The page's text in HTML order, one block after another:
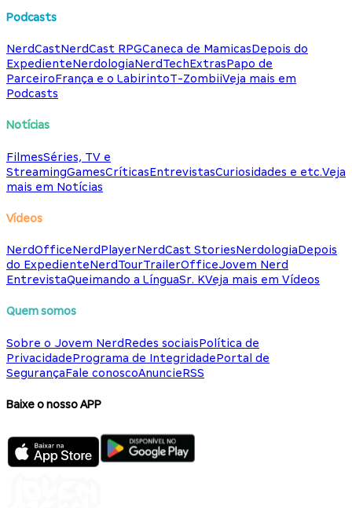
Podcasts
NerdCastNerdCast RPGCaneca de MamicasDepois do
ExpedienteNerdologiaNerdTechExtrasPapo de
ParceiroFrança e o LabirintoT-ZombiiVeja mais em
Podcasts
Notícias
FilmesSéries, TV e
StreamingGamesCríticasEntrevistasCuriosidades e etc.Veja
mais em Notícias
Vídeos
NerdOfficeNerdPlayerNerdCast StoriesNerdologiaDepois
do ExpedienteNerdTourTrailerOfficeJovem Nerd
EntrevistaQueimando a LínguaSr. KVeja mais em Vídeos
Quem somos
Sobre o Jovem NerdRedes sociaisPolítica de
PrivacidadePrograma de IntegridadePortal de
SegurançaFale conoscoAnuncieRSS
Baixe o nosso APP